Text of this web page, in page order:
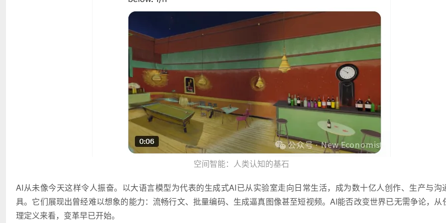
空间智能：人类认知的基石
AI从未像今天这样令人振奋。以大语言模型为代表的生成式AI已从实验室走向日常生活，成为数十亿人创作、生产与沟
具。它们展现出曾经难以想象的能力：流畅行文、批量编码、生成逼真图像甚至短视频。AI能否改变世界已无需争论，从
理定义来看，变革早已开始。